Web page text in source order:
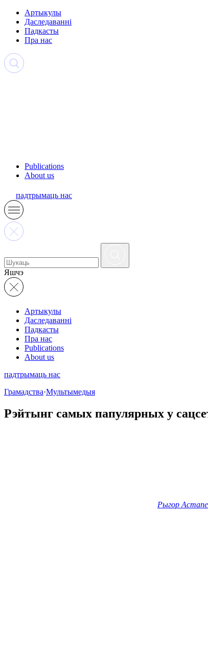
Артыкулы
Даследаванні
Падкасты
Пра нас
Publications
About us
падтрымаць нас
Яшчэ
Артыкулы
Даследаванні
Падкасты
Пра нас
Publications
About us
падтрымаць нас
Грамадства·Мультымедыя
Рэйтынг самых папулярных у
Рыгор